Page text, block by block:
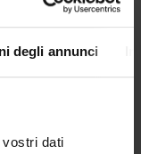
degli annunci
dati
enti vari per la